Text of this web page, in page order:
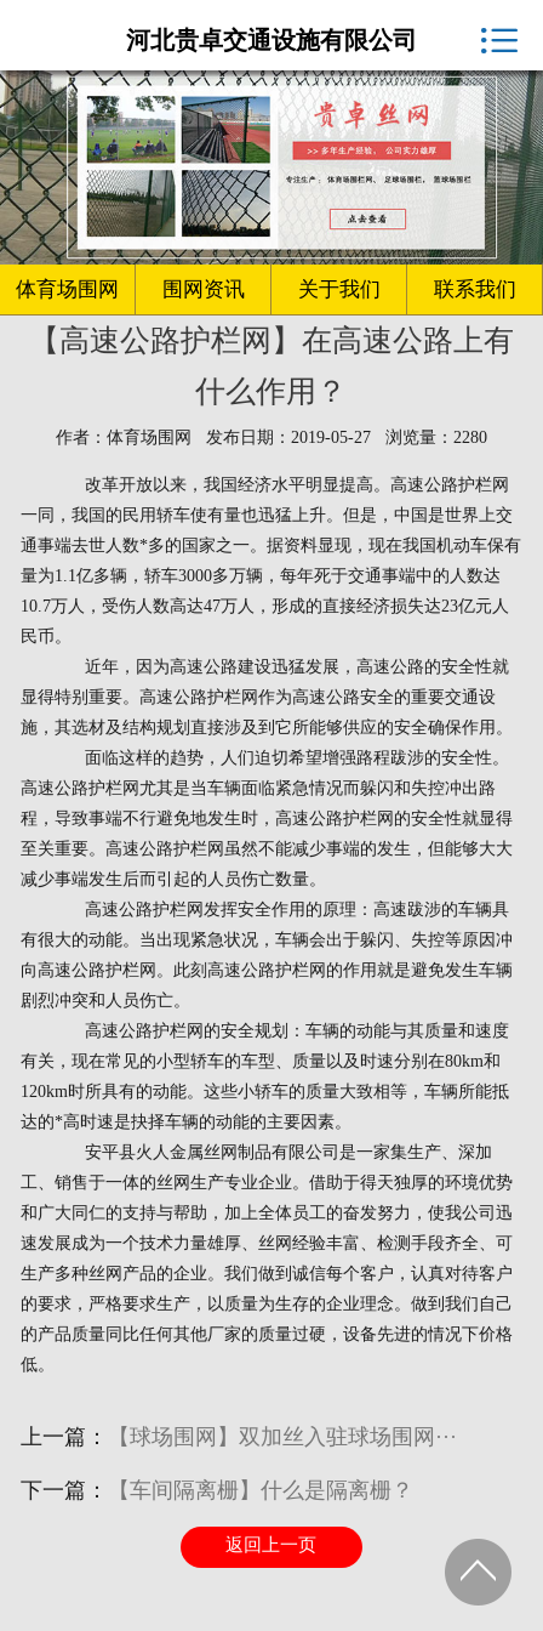
体育场围网厂家
球场围网
客户案例
围网资讯
生产车间
关于我们
河北贵卓交通设施有限公司 
体育场围网 围网资讯 关于我们 联系我们
【高速公路护栏网】在高速公路上有
什么作用？
作者：体育场围网 发布日期：2019-05-27 浏览量：2280
改革开放以来，我国经济水平明显提高。高速公路护栏网
一同，我国的民用轿车使有量也迅猛上升。但是，中国是世界上交
通事端去世人数*多的国家之一。据资料显现，现在我国机动车保有
量为1.1亿多辆，轿车3000多万辆，每年死于交通事端中的人数达
10.7万人，受伤人数高达47万人，形成的直接经济损失达23亿元人
民币。
近年，因为高速公路建设迅猛发展，高速公路的安全性就
显得特别重要。高速公路护栏网作为高速公路安全的重要交通设
施，其选材及结构规划直接涉及到它所能够供应的安全确保作用。
面临这样的趋势，人们迫切希望增强路程跋涉的安全性。
高速公路护栏网尤其是当车辆面临紧急情况而躲闪和失控冲出路
程，导致事端不行避免地发生时，高速公路护栏网的安全性就显得
至关重要。高速公路护栏网虽然不能减少事端的发生，但能够大大
减少事端发生后而引起的人员伤亡数量。
高速公路护栏网发挥安全作用的原理：高速跋涉的车辆具
有很大的动能。当出现紧急状况，车辆会出于躲闪、失控等原因冲
向高速公路护栏网。此刻高速公路护栏网的作用就是避免发生车辆
剧烈冲突和人员伤亡。
高速公路护栏网的安全规划：车辆的动能与其质量和速度
有关，现在常见的小型轿车的车型、质量以及时速分别在80km和
120km时所具有的动能。这些小轿车的质量大致相等，车辆所能抵
达的*高时速是抉择车辆的动能的主要因素。
安平县火人金属丝网制品有限公司是一家集生产、深加
工、销售于一体的丝网生产专业企业。借助于得天独厚的环境优势
和广大同仁的支持与帮助，加上全体员工的奋发努力，使我公司迅
速发展成为一个技术力量雄厚、丝网经验丰富、检测手段齐全、可
生产多种丝网产品的企业。我们做到诚信每个客户，认真对待客户
的要求，严格要求生产，以质量为生存的企业理念。做到我们自己
的产品质量同比任何其他厂家的质量过硬，设备先进的情况下价格
低。
上一篇： 【球场围网】双加丝入驻球场围网···
下一篇： 【车间隔离栅】什么是隔离栅？
返回上一页